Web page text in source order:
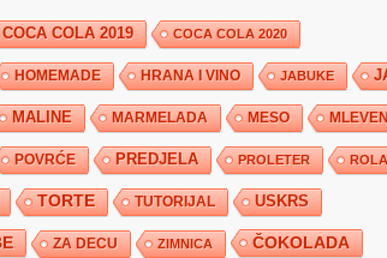
COCA COLA 2019 COCA COLA 2020
HOMEMADE HRANA I VINO JABUKE
MALINE MARMELADA MESO
POVRĆE PREDJELA PROLETER
TORTE TUTORIJAL USKRS
ZA DECU ZIMNICA ČOKOLADA